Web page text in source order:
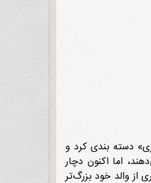
دسته بندی کرد و
اما اکنون دچار
از والد خود بزرگ‌تر